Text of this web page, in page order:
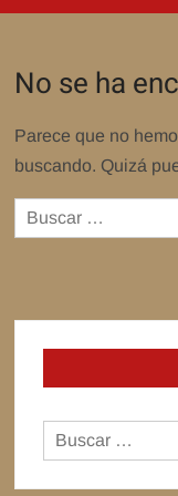
No se ha
Parece que no
buscando. Quizá